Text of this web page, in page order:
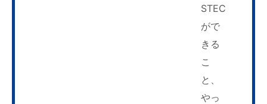
STEC
がで
きる
こ
と、
やっ